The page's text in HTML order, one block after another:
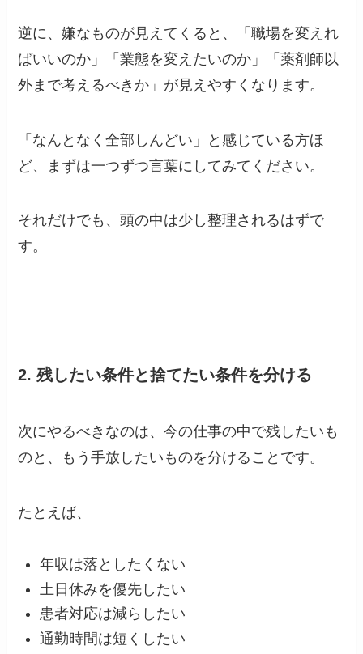
逆に、嫌なものが見えてくると、「職場を変えれ
ばいいのか」「業態を変えたいのか」「薬剤師以
外まで考えるべきか」が見えやすくなります。
「なんとなく全部しんどい」と感じている方ほ
ど、まずは一つずつ言葉にしてみてください。
それだけでも、頭の中は少し整理されるはずで
す。
2. 残したい条件と捨てたい条件を分ける
次にやるべきなのは、今の仕事の中で残したいも
のと、もう手放したいものを分けることです。
たとえば、
年収は落としたくない
土日休みを優先したい
患者対応は減らしたい
通勤時間は短くしたい